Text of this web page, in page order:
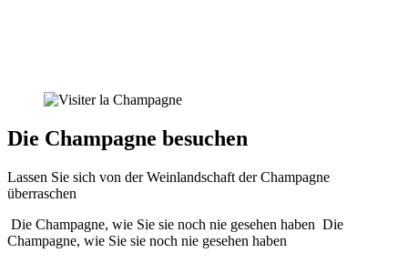
Die Champagne besuchen
Lassen Sie sich von der Weinlandschaft der Champagne
überraschen
Die Champagne, wie Sie sie noch nie gesehen haben Die
Champagne, wie Sie sie noch nie gesehen haben